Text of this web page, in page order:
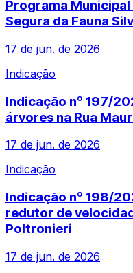
Programa
Segura da Fauna
17 de jun. de 2026
Indicação
Indicação nº 197/
árvores na Rua
17 de jun. de 2026
Indicação
Indicação nº 198/
redutor de
Poltronieri
17 de jun. de 2026